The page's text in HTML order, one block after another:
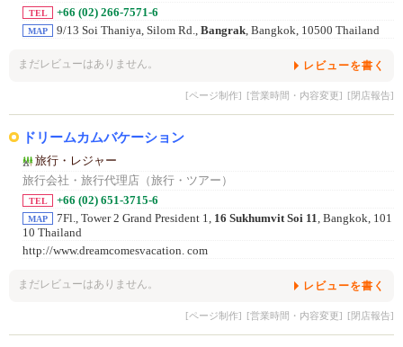
TEL +66 (02) 266-7571-6
MAP 9/13 Soi Thaniya, Silom Rd., Bangrak , Bangkok, 10500 Thailand
まだレビューはありません。 レビューを書く
[ページ制作] [営業時間・内容変更] [閉店報告]
ドリームカムバケーション
旅行・レジャー
旅行会社・旅行代理店（旅行・ツアー）
TEL +66 (02) 651-3715-6
MAP 7Fl., Tower 2 Grand President 1, 16 Sukhumvit Soi 11 , Bangkok, 101
10 Thailand
http://www.dreamcomesvacation. com
まだレビューはありません。 レビューを書く
[ページ制作] [営業時間・内容変更] [閉店報告]